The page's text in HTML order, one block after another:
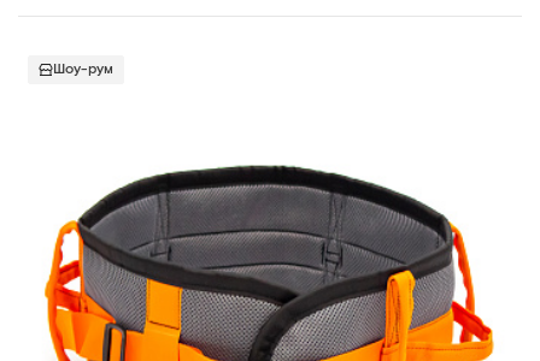
Шоу-рум